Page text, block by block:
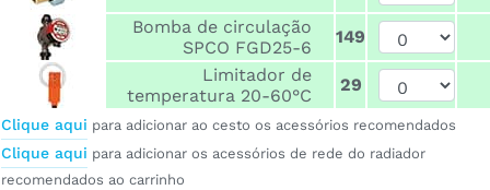
Bomba de circulação
SPCO FGD25-6
149
Limitador de
temperatura 20-60°C
29
Clique aqui para adicionar ao cesto os acessórios recomendados
Clique aqui para adicionar os acessórios de rede do radiador
recomendados ao carrinho